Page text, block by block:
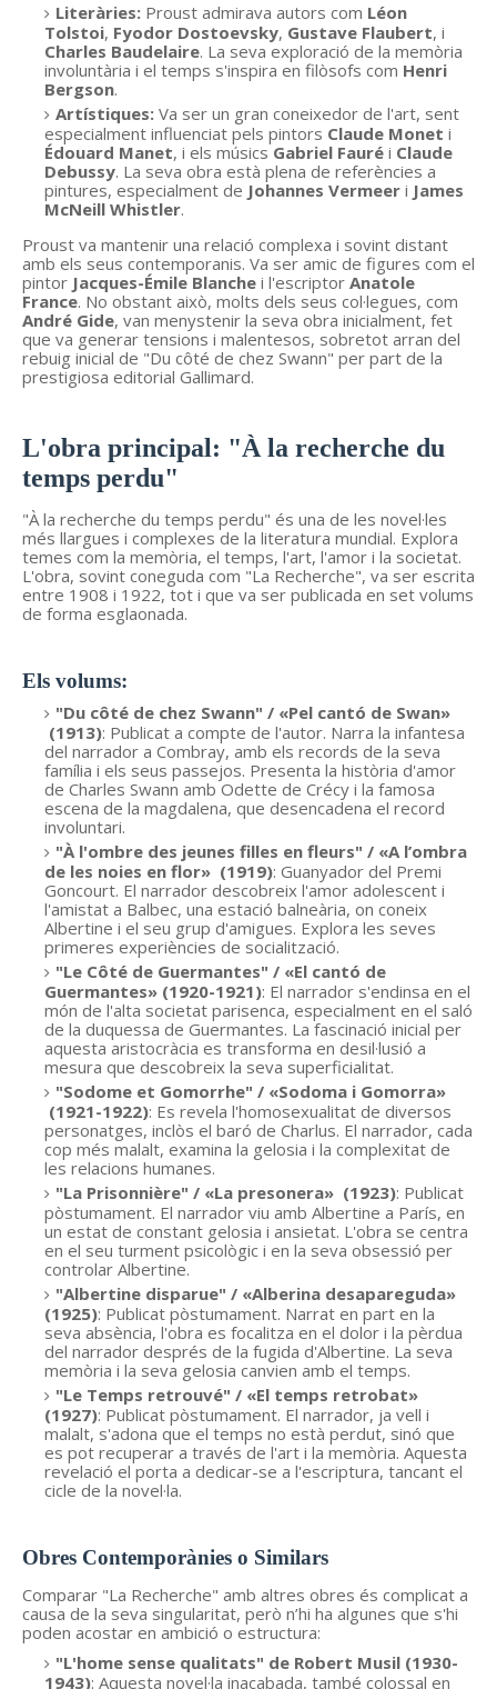
Literàries: Proust admirava autors com Léon
Tolstoi, Fyodor Dostoevsky, Gustave Flaubert, i
Charles Baudelaire. La seva exploració de la memòria
involuntària i el temps s'inspira en filòsofs com Henri
Bergson.
Artístiques: Va ser un gran coneixedor de l'art, sent
especialment influenciat pels pintors Claude Monet i
Édouard Manet, i els músics Gabriel Fauré i Claude
Debussy. La seva obra està plena de referències a
pintures, especialment de Johannes Vermeer i James
McNeill Whistler.
Proust va mantenir una relació complexa i sovint distant
amb els seus contemporanis. Va ser amic de figures com el
pintor Jacques-Émile Blanche i l'escriptor Anatole
France. No obstant això, molts dels seus col·legues, com
André Gide, van menystenir la seva obra inicialment, fet
que va generar tensions i malentesos, sobretot arran del
rebuig inicial de "Du côté de chez Swann" per part de la
prestigiosa editorial Gallimard.
L'obra principal: "À la recherche du
temps perdu"
"À la recherche du temps perdu" és una de les novel·les
més llargues i complexes de la literatura mundial. Explora
temes com la memòria, el temps, l'art, l'amor i la societat.
L'obra, sovint coneguda com "La Recherche", va ser escrita
entre 1908 i 1922, tot i que va ser publicada en set volums
de forma esglaonada.
Els volums:
"Du côté de chez Swann" / «Pel cantó de Swan»
(1913): Publicat a compte de l'autor. Narra la infantesa
del narrador a Combray, amb els records de la seva
família i els seus passejos. Presenta la història d'amor
de Charles Swann amb Odette de Crécy i la famosa
escena de la magdalena, que desencadena el record
involuntari.
"À l'ombre des jeunes filles en fleurs" / «A l’ombra
de les noies en flor» (1919): Guanyador del Premi
Goncourt. El narrador descobreix l'amor adolescent i
l'amistat a Balbec, una estació balneària, on coneix
Albertine i el seu grup d'amigues. Explora les seves
primeres experiències de socialització.
"Le Côté de Guermantes" / «El cantó de
Guermantes» (1920-1921): El narrador s'endinsa en el
món de l'alta societat parisenca, especialment en el saló
de la duquessa de Guermantes. La fascinació inicial per
aquesta aristocràcia es transforma en desil·lusió a
mesura que descobreix la seva superficialitat.
"Sodome et Gomorrhe" / «Sodoma i Gomorra»
(1921-1922): Es revela l'homosexualitat de diversos
personatges, inclòs el baró de Charlus. El narrador, cada
cop més malalt, examina la gelosia i la complexitat de
les relacions humanes.
"La Prisonnière" / «La presonera» (1923): Publicat
pòstumament. El narrador viu amb Albertine a París, en
un estat de constant gelosia i ansietat. L'obra se centra
en el seu turment psicològic i en la seva obsessió per
controlar Albertine.
"Albertine disparue" / «Alberina desapareguda»
(1925): Publicat pòstumament. Narrat en part en la
seva absència, l'obra es focalitza en el dolor i la pèrdua
del narrador després de la fugida d'Albertine. La seva
memòria i la seva gelosia canvien amb el temps.
"Le Temps retrouvé" / «El temps retrobat»
(1927): Publicat pòstumament. El narrador, ja vell i
malalt, s'adona que el temps no està perdut, sinó que
es pot recuperar a través de l'art i la memòria. Aquesta
revelació el porta a dedicar-se a l'escriptura, tancant el
cicle de la novel·la.
Obres Contemporànies o Similars
Comparar "La Recherche" amb altres obres és complicat a
causa de la seva singularitat, però n’hi ha algunes que s'hi
poden acostar en ambició o estructura:
"L'home sense qualitats" de Robert Musil (1930-
1943): Aquesta novel·la inacabada, també colossal en